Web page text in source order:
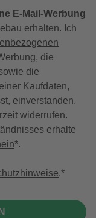
E-Mail-Werbung
erhalten. Ich
die
die
Kaufdaten,
einverstanden.
widerrufen.
erhalte
*.
.